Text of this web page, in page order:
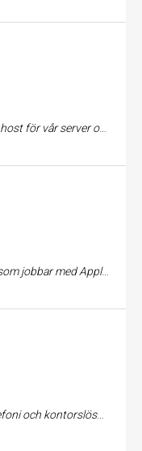
skött sig utmärkt till bra pris, löser problem som uppstår snabbt och smidigt.
men de hjälpte mig ändå. Inte världens billigaste direkt, men de gjorde ett grymt bra jobb.
i Sverige